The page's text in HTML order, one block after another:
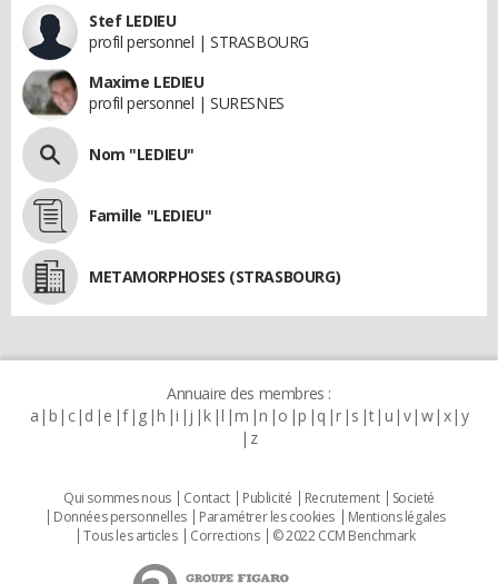
Stef LEDIEU
profil personnel | STRASBOURG
Maxime LEDIEU
profil personnel | SURESNES
Nom "LEDIEU"
Famille "LEDIEU"
METAMORPHOSES (STRASBOURG)
Annuaire des membres :
a b c d e f g h i j k l m n o p q r s t u v w x y
z
Qui sommes nous Contact Publicité Recrutement
Societé
Données personnelles
Paramétrer les cookies
Mentions légales
Tous les articles
Corrections © 2022 CCM Benchmark